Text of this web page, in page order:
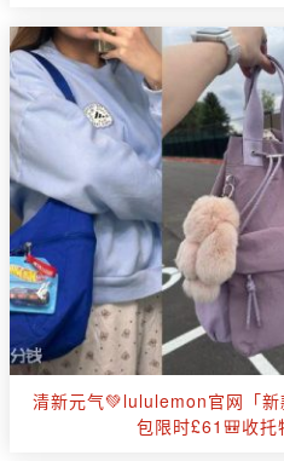
清新元气💚lululemon官网「
包限时£61🎒收托